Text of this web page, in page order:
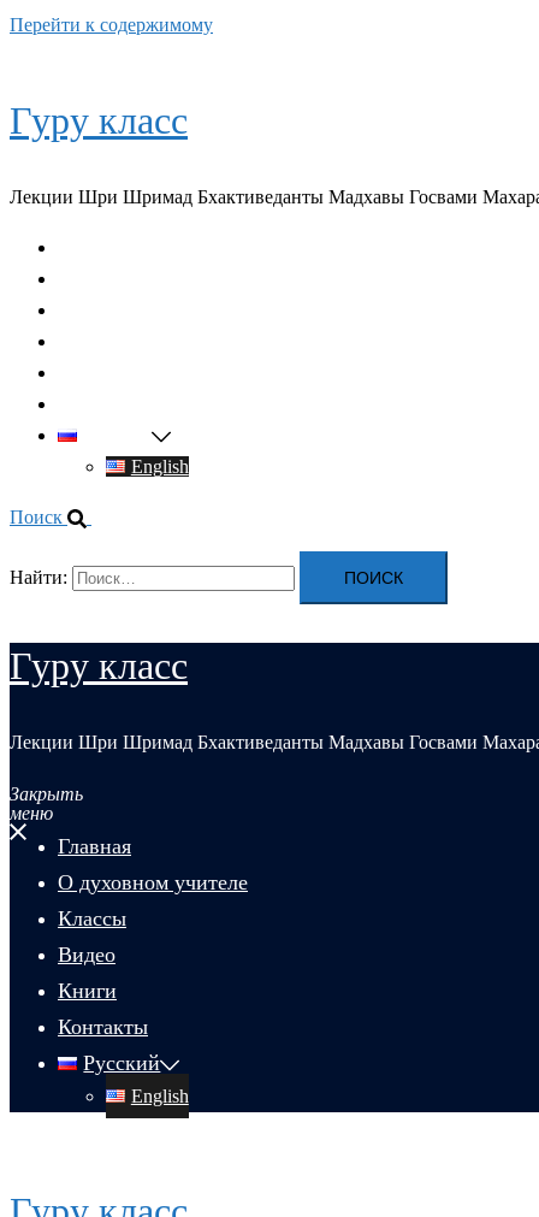
Перейти к содержимому
Гуру класс
Лекции Шри Шримад Бхактиведанты Мадхавы Госвами
English
Поиск
Найти:
Гуру класс
Лекции Шри Шримад Бхактиведанты Мадхавы Госвами
Закрыть
меню
Главная
О духовном учителе
Классы
Видео
Книги
Контакты
Русский
English